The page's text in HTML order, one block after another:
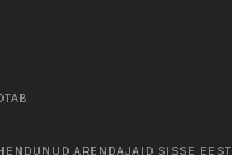
ARENDAJAID SISSE EESTI